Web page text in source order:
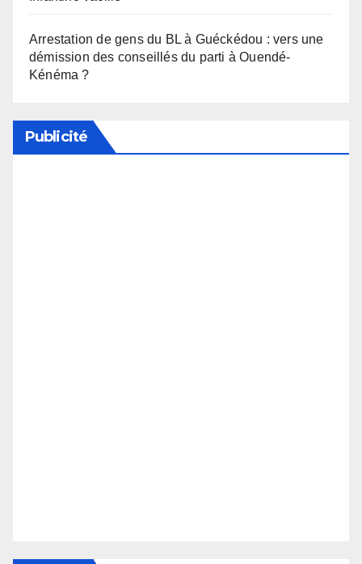
Arrestation de gens du BL à Guéckédou : vers une
démission des conseillés du parti à Ouendé-
Kénéma ?
Publicité